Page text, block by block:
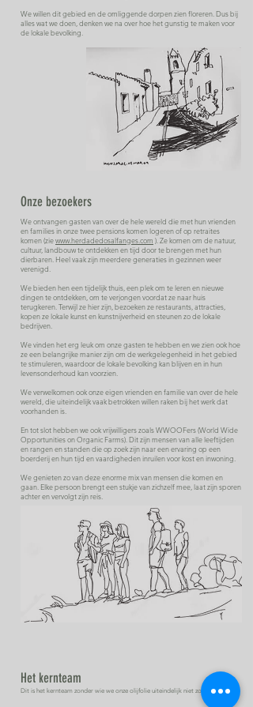
We willen dit gebied en de omliggende dorpen zien floreren. Dus bij
alles wat we doen, denken we na over hoe het gunstig te maken voor
de lokale bevolking.
Onze bezoekers
We ontvangen gasten van over de hele wereld die met hun vrienden
en families in onze twee pensions komen logeren of op retraites
komen (ziewww.herdadedosalfanges.com ). Ze komen om de natuur,
cultuur, landbouw te ontdekken en tijd door te brengen met hun
dierbaren. Heel vaak zijn meerdere generaties in gezinnen weer
verenigd.
We bieden hen een tijdelijk thuis, een plek om te leren en nieuwe
dingen te ontdekken, om te verjongen voordat ze naar huis
terugkeren. Terwijl ze hier zijn, bezoeken ze restaurants, attracties,
kopen ze lokale kunst en kunstnijverheid en steunen zo de lokale
bedrijven.
We vinden het erg leuk om onze gasten te hebben en we zien ook hoe
ze een belangrijke manier zijn om de werkgelegenheid in het gebied
te stimuleren, waardoor de lokale bevolking kan blijven en in hun
levensonderhoud kan voorzien.
We verwelkomen ook onze eigen vrienden en familie van over de hele
wereld, die uiteindelijk vaak betrokken willen raken bij het werk dat
voorhanden is.
En tot slot hebben we ook vrijwilligers zoals WWOOFers (World Wide
Opportunities on Organic Farms). Dit zijn mensen van alle leeftijden
en rangen en standen die op zoek zijn naar een ervaring op een
boerderij en hun tijd en vaardigheden inruilen voor kost en inwoning.
We genieten zo van deze enorme mix van mensen die komen en
gaan. Elke persoon brengt een stukje van zichzelf mee, laat zijn sporen
achter en vervolgt zijn reis.
Het kernteam
Dit is het kernteam zonder wie we onze olijfolie uiteindelijk niet zouden hebben.